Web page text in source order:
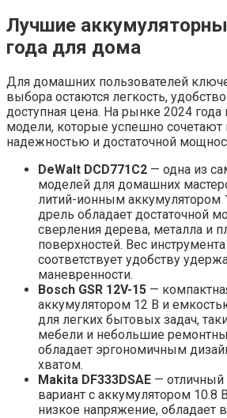
Лучшие
года для дома
Для домашних пользователей
выбора остаются легкость,
доступная цена. На рынке 2024
модели, которые успешно сочетают
надежностью и достаточной
DeWalt DCD771C2 — одна из
моделей для домашних
литий-ионным аккумулятором
дрель обладает достаточной
сверления дерева, металла и
поверхностей. Вес
соответствует удобству
маневренности.
Bosch GSR 12V-15 —
аккумулятором 12 В и
для легких бытовых задач,
мебели и небольшие
обладает эргономичным
хватом.
Makita DF333DSAE —
вариант с аккумулятором 10.8
низкое напряжение,